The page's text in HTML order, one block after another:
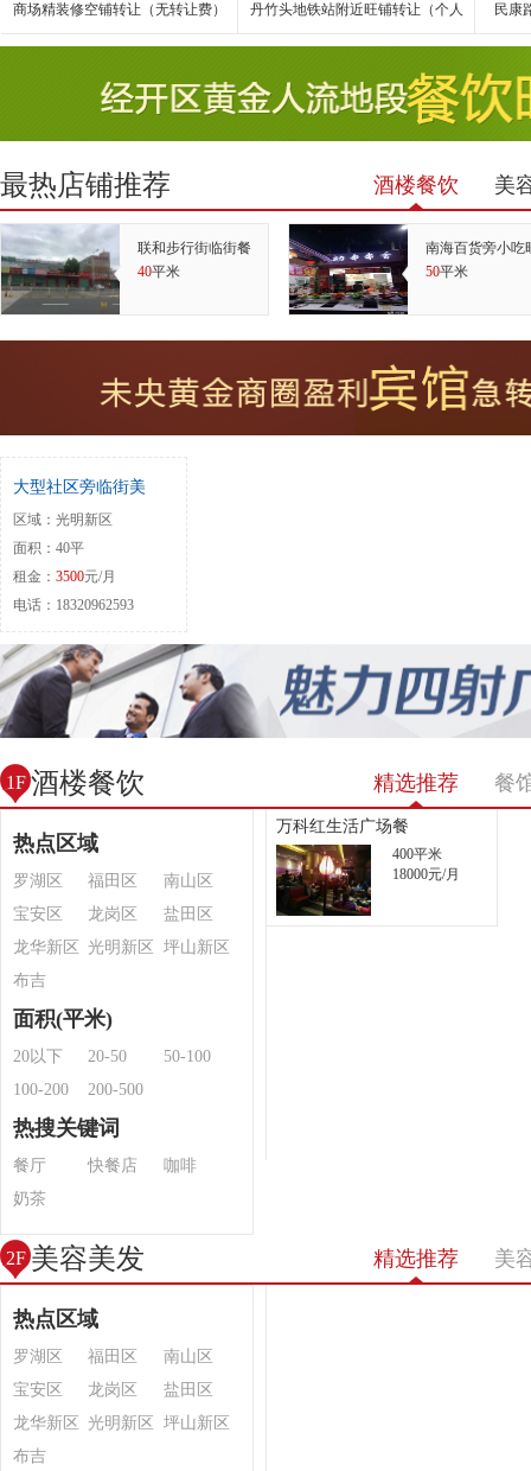
商场精装修空铺转让（无转让费） 丹竹头地铁站附近旺铺转让（个人 民康
最热店铺推荐 酒楼餐饮 美
联和步行街临街餐
40平米
南海百货旁小吃
50平米
大型社区旁临街美
区域：光明新区
面积：40平
租金： 3500元/月
电话：18320962593
1F 酒楼餐饮 精选推荐 餐
热点区域
罗湖区 福田区
南山区
宝安区
龙岗区
盐田区
龙华新区
光明新区
坪山新区
布吉
面积(平米)
20以下 20-50
50-100
100-200
200-500
热搜关键词
餐厅 快餐店
咖啡
奶茶
万科红生活广场餐
400平米
18000元/月
2F 美容美发 精选推荐 美
热点区域
罗湖区 福田区
南山区
宝安区
龙岗区
盐田区
龙华新区
光明新区
坪山新区
布吉